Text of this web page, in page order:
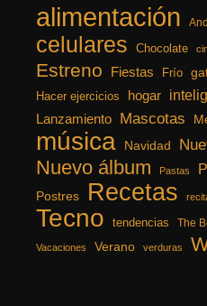
alimentación
celulares Chocolate
Estreno Fiestas Frío
Hacer ejercicios hogar
Lanzamiento Mascotas
música Navidad
Nuevo álbum Pastas
Postres
Recetas
Tecno tendencias The
Vacaciones Verano verduras